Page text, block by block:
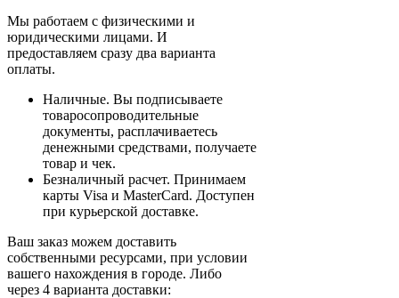
Мы работаем с физическими и
юридическими лицами. И
предоставляем сразу два варианта
оплаты.
Наличные. Вы подписываете
товаросопроводительные
документы, расплачиваетесь
денежными средствами, получаете
товар и чек.
Безналичный расчет. Принимаем
карты Visa и MasterCard. Доступен
при курьерской доставке.
Ваш заказ можем доставить
собственными ресурсами, при условии
вашего нахождения в городе. Либо
через 4 варианта доставки: